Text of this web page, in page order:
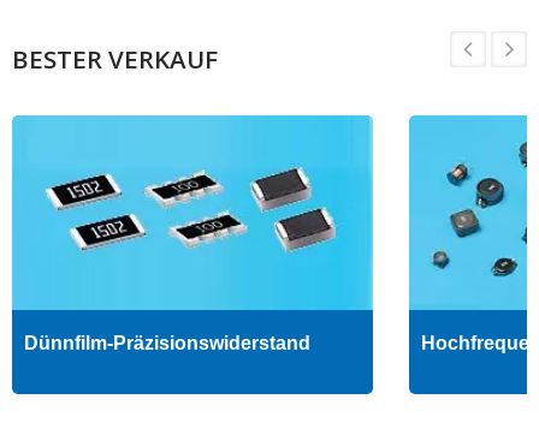
BESTER VERKAUF
Dünnfilm-Präzisionswiderstand